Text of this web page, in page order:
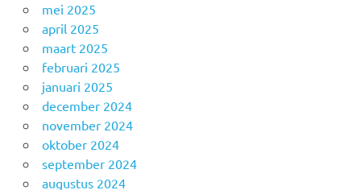
mei 2025
april 2025
maart 2025
februari 2025
januari 2025
december 2024
november 2024
oktober 2024
september 2024
augustus 2024